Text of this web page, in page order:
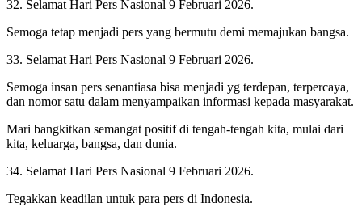
32. Selamat Hari Pers Nasional 9 Februari 2026.
Semoga tetap menjadi pers yang bermutu demi memajukan bangsa.
33. Selamat Hari Pers Nasional 9 Februari 2026.
Semoga insan pers senantiasa bisa menjadi yg terdepan, terpercaya,
dan nomor satu dalam menyampaikan informasi kepada masyarakat.
Mari bangkitkan semangat positif di tengah-tengah kita, mulai dari
kita, keluarga, bangsa, dan dunia.
34. Selamat Hari Pers Nasional 9 Februari 2026.
Tegakkan keadilan untuk para pers di Indonesia.